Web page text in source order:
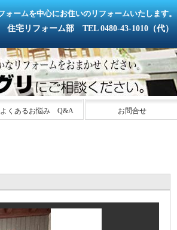
ームを中心にお住いのリフォームいたします。
宅リフォーム部 TEL 0480-43-1010（代）
よくあるお悩み Q&A お問合せ